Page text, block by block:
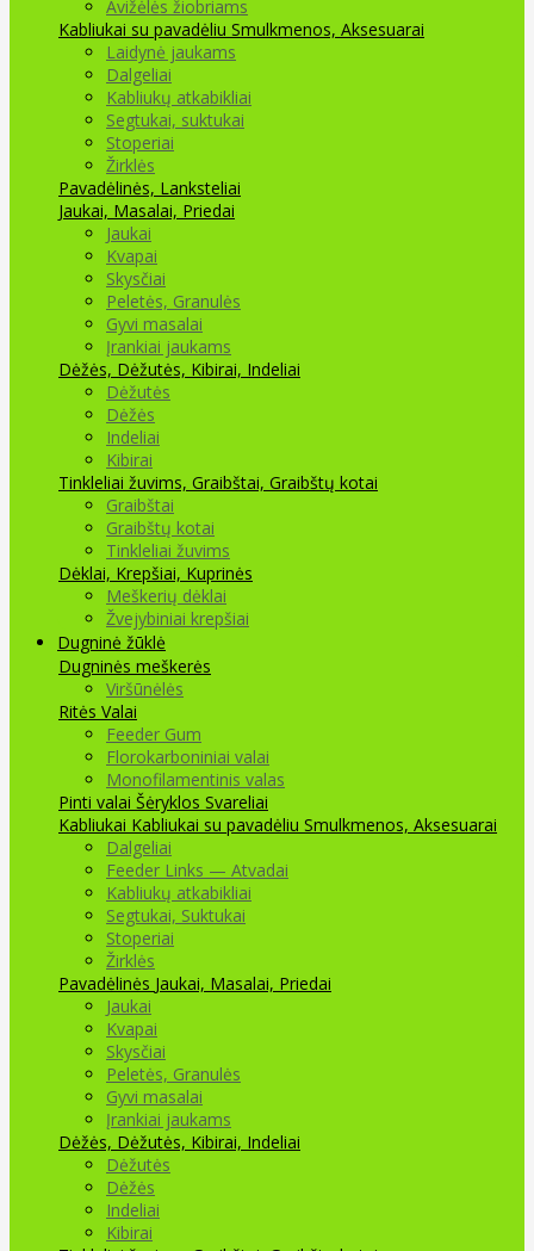
Avižėlės žiobriams
Kabliukai su pavadėliu Smulkmenos, Aksesuarai
Laidynė jaukams
Dalgeliai
Kabliukų atkabikliai
Segtukai, suktukai
Stoperiai
Žirklės
Pavadėlinės, Lanksteliai
Jaukai, Masalai, Priedai
Jaukai
Kvapai
Skysčiai
Peletės, Granulės
Gyvi masalai
Įrankiai jaukams
Dėžės, Dėžutės, Kibirai, Indeliai
Dėžutės
Dėžės
Indeliai
Kibirai
Tinkleliai žuvims, Graibštai, Graibštų kotai
Graibštai
Graibštų kotai
Tinkleliai žuvims
Dėklai, Krepšiai, Kuprinės
Meškerių dėklai
Žvejybiniai krepšiai
Dugninė žūklė
Dugninės meškerės
Viršūnėlės
Ritės Valai
Feeder Gum
Florokarboniniai valai
Monofilamentinis valas
Pinti valai Šėryklos Svareliai
Kabliukai Kabliukai su pavadėliu Smulkmenos, Aksesuarai
Dalgeliai
Feeder Links — Atvadai
Kabliukų atkabikliai
Segtukai, Suktukai
Stoperiai
Žirklės
Pavadėlinės Jaukai, Masalai, Priedai
Jaukai
Kvapai
Skysčiai
Peletės, Granulės
Gyvi masalai
Įrankiai jaukams
Dėžės, Dėžutės, Kibirai, Indeliai
Dėžutės
Dėžės
Indeliai
Kibirai